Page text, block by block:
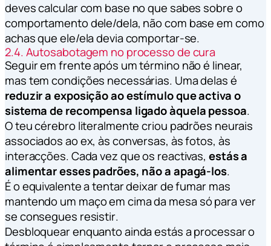
deves calcular com base no que sabes sobre o
comportamento dele/dela, não com base em como
achas que ele/ela devia comportar-se.
2.4. Autosabotagem no processo de cura
Seguir em frente após um término não é linear,
mas tem condições necessárias. Uma delas é
reduzir a exposição ao estímulo que activa o
sistema de recompensa ligado àquela pessoa.
O teu cérebro literalmente criou padrões neurais
associados ao ex, às conversas, às fotos, às
interacções. Cada vez que os reactivas, estás a
alimentar esses padrões, não a apagá-los.
É o equivalente a tentar deixar de fumar mas
mantendo um maço em cima da mesasó para ver
se consegues resistir.
Desbloquear enquanto ainda estás a processar o